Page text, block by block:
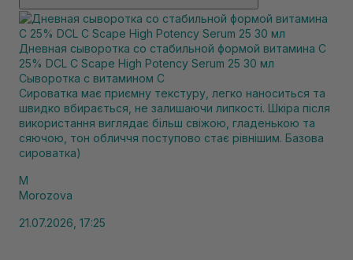
Дневная сыворотка со стабильной формой витамина С
25% DCL C Scape High Potency Serum 25 30 мл
Сыворотка с витамином С
Сироватка має приємну текстуру, легко наноситься та
швидко вбирається, не залишаючи липкості. Шкіра після
використання виглядає більш свіжою, гладенькою та
сяючою, тон обличчя поступово стає рівнішим. Базова
сироватка)
M
Morozova
21.07.2026, 17:25